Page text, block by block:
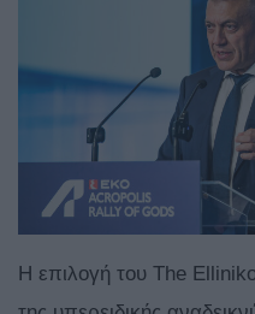
Η επιλογή του The